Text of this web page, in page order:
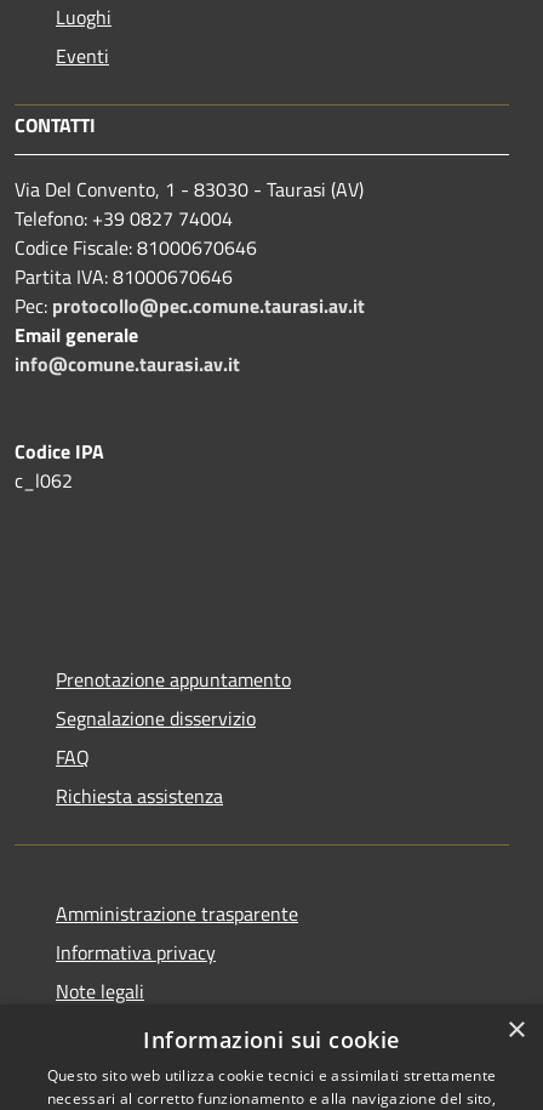
Luoghi
Eventi
CONTATTI
Via Del Convento, 1 - 83030 - Taurasi (AV)
Telefono: +39 0827 74004
Codice Fiscale: 81000670646
Partita IVA: 81000670646
Pec: protocollo@pec.comune.taurasi.av.it
Email generale
info@comune.taurasi.av.it
Codice IPA
c_l062
Prenotazione appuntamento
Segnalazione disservizio
FAQ
Richiesta assistenza
Amministrazione trasparente
Informativa privacy
Note legali
Dichiarazione di accessibilità
×
Informazioni sui cookie
Questo sito web utilizza cookie tecnici e assimilati strettamente
necessari al corretto funzionamento e alla navigazione del sito,